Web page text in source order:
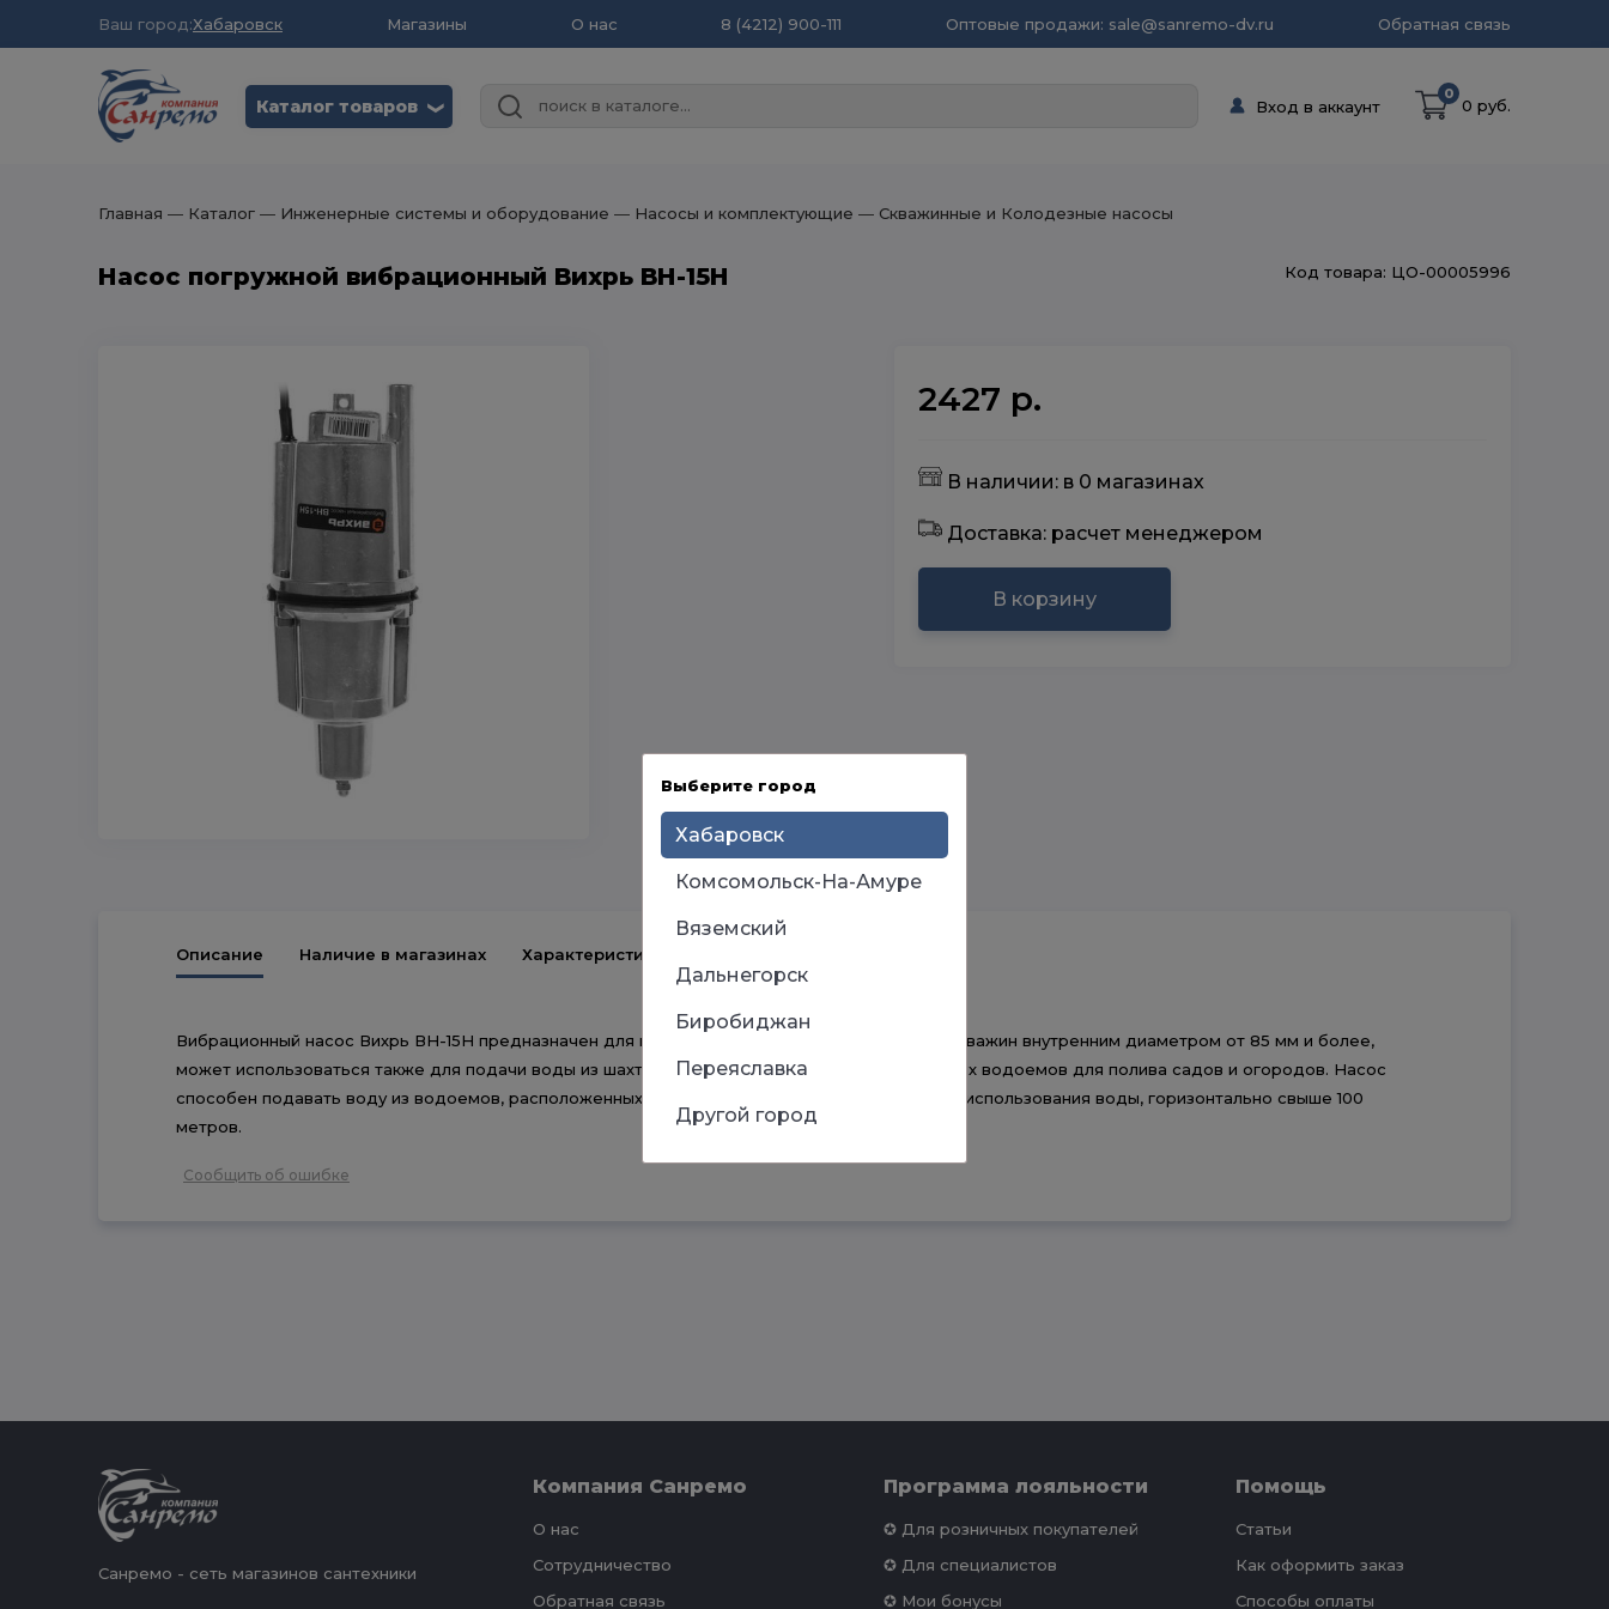
Ваш город:Хабаровск Магазины О нас 8 (4212) 900-111 Оптовые продажи: sale@sanremo-dv.ru Обратная связь
Каталог товаров ❮ Вход в аккаунт
0
0 руб.
Главная ― Каталог ― Инженерные системы и оборудование ― Насосы и комплектующие ― Скважинные и Колодезные насосы
Насос погружной вибрационный Вихрь ВН-15Н Код товара: ЦО-00005996
2427 р.
В наличии: в 0 магазинах
Доставка: расчет менеджером
В корзину
Описание Наличие в магазинах Характеристики
Вибрационный насос Вихрь ВН-15Н предназначен для подачи воды в бытовых условиях из скважин внутренним диаметром от 85 мм и более,
может использоваться также для подачи воды из шахтных колодцев, резервуаров и открытых водоемов для полива садов и огородов. Насос
способен подавать воду из водоемов, расположенных на значительном расстоянии от мест использования воды, горизонтально свыше 100
метров.
Сообщить об ошибке
Санремо - сеть магазинов сантехники
Компания Санремо
О нас
Сотрудничество
Обратная связь
Программа лояльности
✪ Для розничных покупателей
✪ Для специалистов
✪ Мои бонусы
Помощь
Статьи
Как оформить заказ
Способы оплаты
Выберите город
Хабаровск
Комсомольск-На-Амуре
Вяземский
Дальнегорск
Биробиджан
Переяславка
Другой город